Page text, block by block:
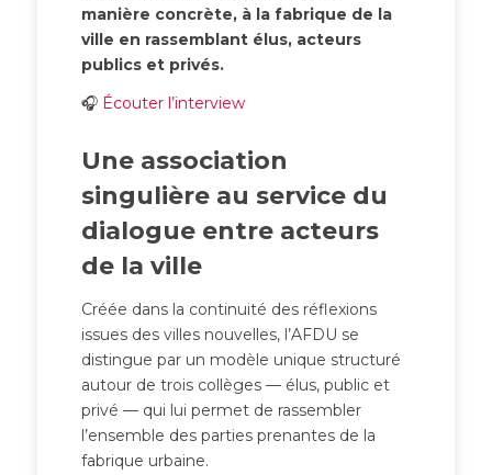
manière concrète, à la fabrique de la
ville en rassemblant élus, acteurs
publics et privés.
🎧 Écouter l’interview
Une association
singulière au service du
dialogue entre acteurs
de la ville
Créée dans la continuité des réflexions
issues des villes nouvelles, l’AFDU se
distingue par un modèle unique structuré
autour de trois collèges — élus, public et
privé — qui lui permet de rassembler
l’ensemble des parties prenantes de la
fabrique urbaine.